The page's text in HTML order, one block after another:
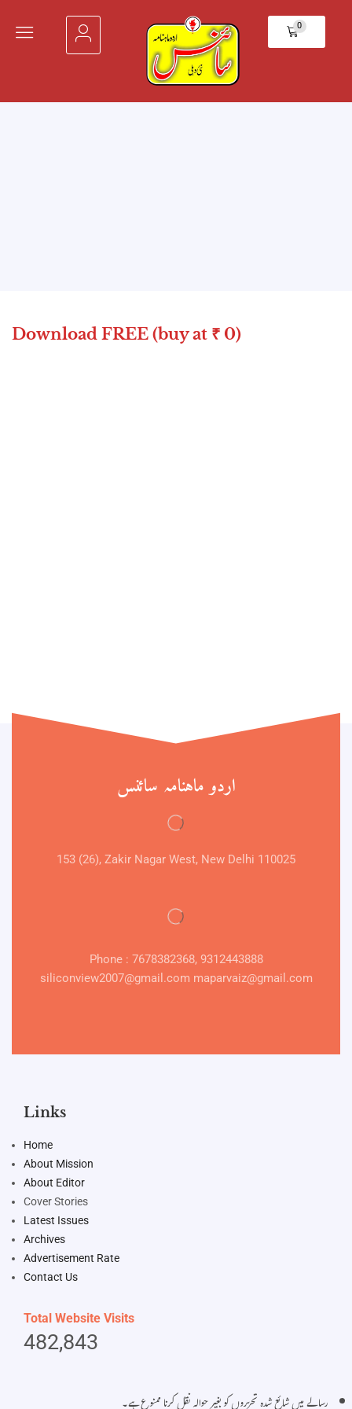
0
Download FREE (buy at ₹ 0)
اردو ماہنامہ سائنس
153 (26), Zakir Nagar West, New Delhi 110025
Phone : 7678382368, 9312443888
siliconview2007@gmail.com maparvaiz@gmail.com
Links
Home
About Mission
About Editor
Cover Stories
Latest Issues
Archives
Advertisement Rate
Contact Us
Total Website Visits
482,843